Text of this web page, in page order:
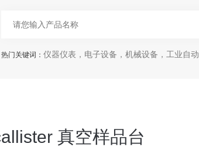
热门关键词： 仪器仪表，电子设备，机械设备，工业自动化设备，
真空样品台